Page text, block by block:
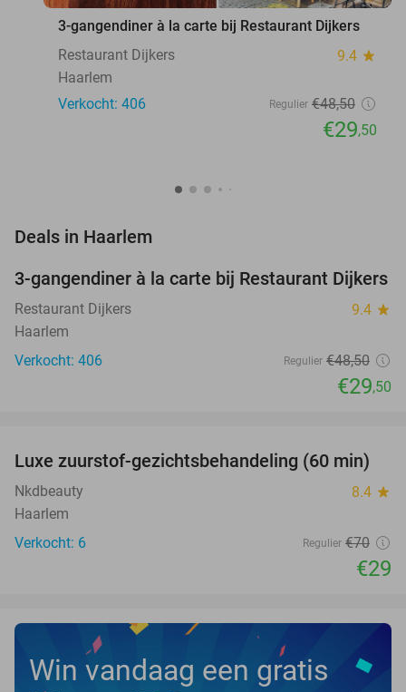
3-gangendiner à la carte bij Restaurant Dijkers
Restaurant Dijkers
9.4 star
Haarlem
Verkocht: 406
Regulier €48,50
€29,50
Deals in Haarlem
39%
3-gangendiner à la carte bij Restaurant Dijkers
Restaurant Dijkers 9.4 star
Haarlem
Verkocht: 406
Regulier €48,50
€29,50
59%
TODAY
Luxe zuurstof-gezichtsbehandeling (60 min)
Nkdbeauty 8.4 star
Haarlem
Verkocht: 6
Regulier €70
€29
Win vandaag een gratis